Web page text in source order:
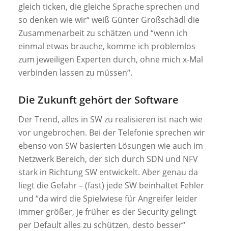
gleich ticken, die gleiche Sprache sprechen und
so denken wie wir“weiß Günter Großschädl die
Zusammenarbeit zu schätzen und “wenn ich
einmal etwas brauche, komme ich problemlos
zum jeweiligen Experten durch, ohne mich x-Mal
verbinden lassen zu müssen“.
Die Zukunft gehört der Software
Der Trend, alles in SW zu realisieren ist nach wie
vor ungebrochen. Bei der Telefonie sprechen wir
ebenso von SW basierten Lösungen wie auch im
Netzwerk Bereich, der sich durch SDN und NFV
stark in Richtung SW entwickelt. Aber genau da
liegt die Gefahr – (fast) jede SW beinhaltet Fehler
und “da wird die Spielwiese für Angreifer leider
immer größer, je früher es der Security gelingt
per Default alles zu schützen, desto besser“